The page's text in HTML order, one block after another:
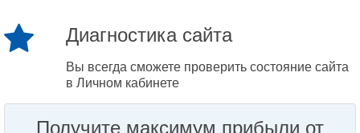
Диагностика сайта
Вы всегда сможете проверить состояние сайта
в Личном кабинете
Получите максимум прибыли от